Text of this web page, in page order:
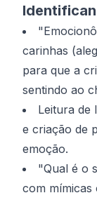
carinhas
para que a
sentindo ao
Leitura de
e criação de
emoção.
"Qual é o
com mímicas